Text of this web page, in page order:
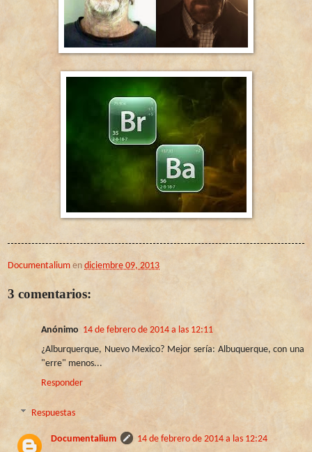
Documentalium en diciembre 09, 2013
3 comentarios:
Anónimo 14 de febrero de 2014 a las 12:11
¿Alburquerque, Nuevo Mexico? Mejor sería: Albuquerque, con una
"erre" menos...
Responder
Respuestas
Documentalium
14 de febrero de 2014 a las 12:24